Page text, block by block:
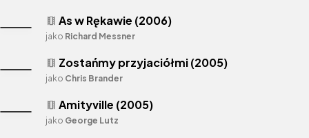
theaters Zostańmy przyjaciółmi (2005)
jako Chris Brander
theaters Amityville (2005)
jako George Lutz
theaters As w Rękawie (2006)
jako Richard Messner